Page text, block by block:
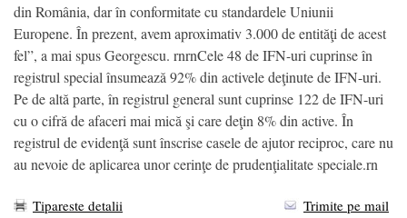
din România, dar în conformitate cu standardele Uniunii
Europene. În prezent, avem aproximativ 3.000 de entităţi de acest
fel”, a mai spus Georgescu. rnrnCele 48 de IFN-uri cuprinse în
registrul special însumează 92% din activele deţinute de IFN-uri.
Pe de altă parte, în registrul general sunt cuprinse 122 de IFN-uri
cu o cifră de afaceri mai mică şi care deţin 8% din active. În
registrul de evidenţă sunt înscrise casele de ajutor reciproc, care nu
au nevoie de aplicarea unor cerinţe de prudenţialitate speciale.rn
Tipareste detalii
Trimite pe mail